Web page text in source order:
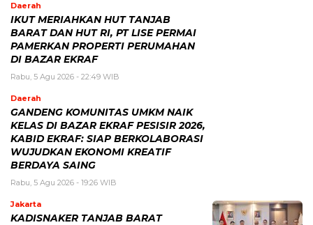
Daerah
IKUT MERIAHKAN HUT TANJAB
BARAT DAN HUT RI, PT LISE PERMAI
PAMERKAN PROPERTI PERUMAHAN
DI BAZAR EKRAF
Rabu, 5 Agu 2026 - 22:49 WIB
Daerah
GANDENG KOMUNITAS UMKM NAIK
KELAS DI BAZAR EKRAF PESISIR 2026,
KABID EKRAF: SIAP BERKOLABORASI
WUJUDKAN EKONOMI KREATIF
BERDAYA SAING
Rabu, 5 Agu 2026 - 19:26 WIB
Jakarta
KADISNAKER TANJAB BARAT